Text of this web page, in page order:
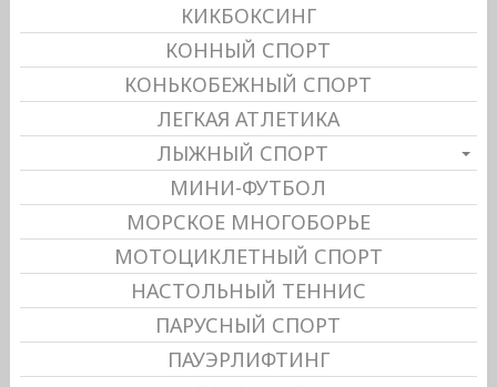
КИКБОКСИНГ
КОННЫЙ СПОРТ
КОНЬКОБЕЖНЫЙ СПОРТ
ЛЕГКАЯ АТЛЕТИКА
ЛЫЖНЫЙ СПОРТ
МИНИ-ФУТБОЛ
МОРСКОЕ МНОГОБОРЬЕ
МОТОЦИКЛЕТНЫЙ СПОРТ
НАСТОЛЬНЫЙ ТЕННИС
ПАРУСНЫЙ СПОРТ
ПАУЭРЛИФТИНГ